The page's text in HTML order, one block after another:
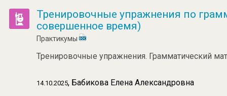
Тренировочные упражнения по
совершенное время)
Практикумы
Тренировочные упражнения. Грамматический
14.10.2025, Бабикова Елена Александровна